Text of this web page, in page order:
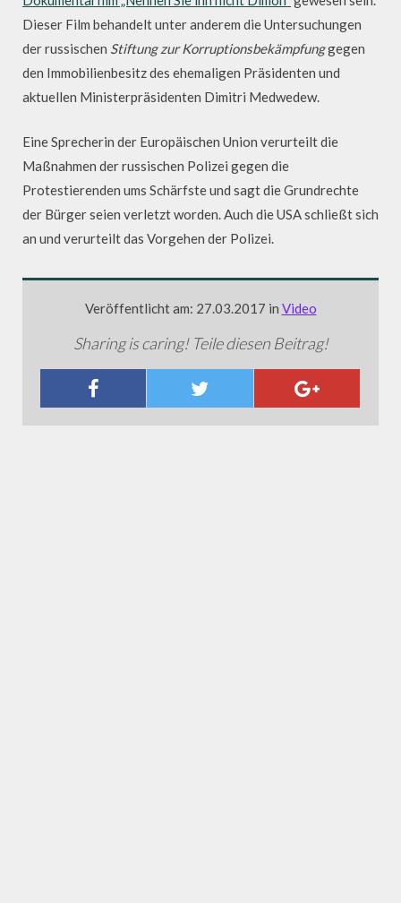
Dieser Film behandelt unter anderem die Untersuchungen
der russischen Stiftung zur Korruptionsbekämpfunggegen
den Immobilienbesitz des ehemaligen Präsidenten und
aktuellen Ministerpräsidenten Dimitri Medwedew.
Eine Sprecherin der Europäischen Union verurteilt die
Maßnahmen der russischen Polizei gegen die
Protestierenden ums Schärfste und sagt die Grundrechte
der Bürger seien verletzt worden. Auch die USA schließt sich
an und verurteilt das Vorgehen der Polizei.
Veröffentlicht am: 27.03.2017 in Video
Sharing is caring! Teile diesen Beitrag!